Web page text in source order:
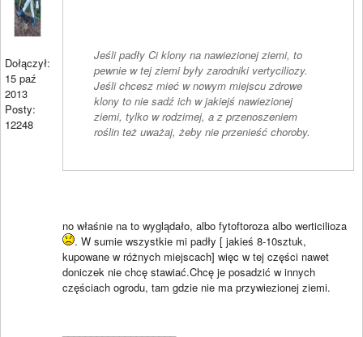
Dołączył:
15 paź
2013
Posty:
12248
Jeśli padły Ci klony na nawiezionej ziemi, to
pewnie w tej ziemi były zarodniki vertyciliozy.
Jeśli chcesz mieć w nowym miejscu zdrowe
klony to nie sadź ich w jakiejś nawiezionej
ziemi, tylko w rodzimej, a z przenoszeniem
roślin też uważaj, żeby nie przenieść choroby.
no właśnie na to wyglądało, albo fytoftoroza albo werticilioza
. W sumie wszystkie mi padły [ jakieś 8-10sztuk,
kupowane w różnych miejscach] więc w tej części nawet
doniczek nie chcę stawiać.Chcę je posadzić w innych
częściach ogrodu, tam gdzie nie ma przywiezionej ziemi.